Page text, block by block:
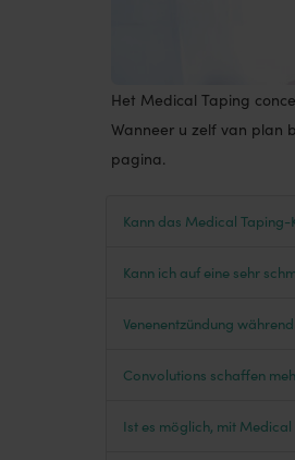
Het Medical Taping
Wanneer u zelf van plan
pagina.
Kann das Medical
Kann ich auf eine sehr
Venenentzündung
Convolutions schaffen
Ist es möglich, mit